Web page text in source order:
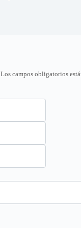
Los campos obligatorios